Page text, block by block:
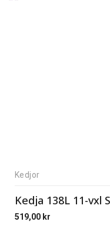
Kedjor
Kedja 138L 11-vxl
519,00 kr